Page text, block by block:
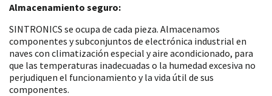
Almacenamiento seguro:
SINTRONICS se ocupa de cada pieza. Almacenamos
componentes y subconjuntos de electrónica industrial en
naves con climatización especial y aire acondicionado, para
que las temperaturas inadecuadas o la humedad excesiva no
perjudiquen el funcionamiento y la vida útil de sus
componentes.